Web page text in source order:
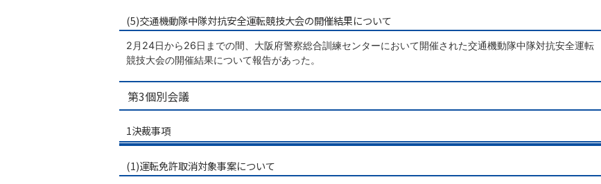
(5)交通機動隊中隊対抗安全運転競技大会の開催結果について
2月24日から26日までの間、大阪府警察総合訓練センターにおいて開催された交通機動隊中隊対抗安全運転
競技大会の開催結果について報告があった。
第3個別会議
1決裁事項
(1)運転免許取消対象事案について